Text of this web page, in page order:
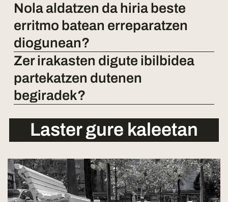
Nola aldatzen da hiria beste
erritmo batean erreparatzen
diogunean?
Zer irakasten digute ibilbidea
partekatzen dutenen
begiradek?
Laster gure kaleetan